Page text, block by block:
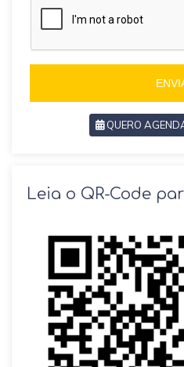
i
l
QUERO
Leia o QR-Code